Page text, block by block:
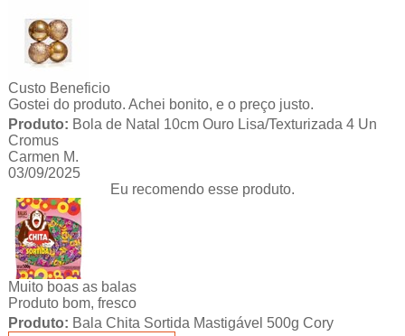
Custo Beneficio
Gostei do produto. Achei bonito, e o preço justo.
Produto: Bola de Natal 10cm Ouro Lisa/Texturizada 4 Un
Cromus
Carmen M.
03/09/2025
Eu recomendo esse produto.
Muito boas as balas
Produto bom, fresco
Produto: Bala Chita Sortida Mastigável 500g Cory